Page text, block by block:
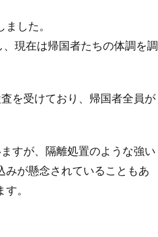
した。
現在は帰国者たちの体調を調
を受けており、帰国者全員が
すが、隔離処置のような強い
みが懸念されていることもあ
。